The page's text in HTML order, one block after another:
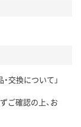
交換について」
ずご確認の上、お